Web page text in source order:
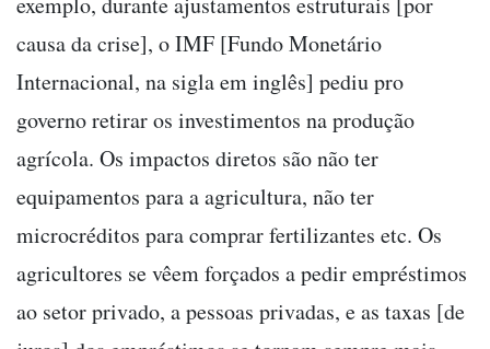
causa da crise], o IMF [Fundo Monetário
Internacional, na sigla em inglês] pediu pro
governo retirar os investimentos na produção
agrícola. Os impactos diretos são não ter
equipamentos para a agricultura, não ter
microcréditos para comprar fertilizantes etc. Os
agricultores se vêem forçados a pedir empréstimos
ao setor privado, a pessoas privadas, e as taxas [de